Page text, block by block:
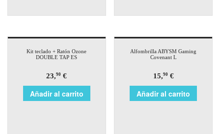
Kit teclado + Ratón Ozone
DOUBLE TAP ES
23,90 €
Añadir al carrito
Alfombrilla ABYSM Gaming
Covenant L
15,90€
Añadir al carrito